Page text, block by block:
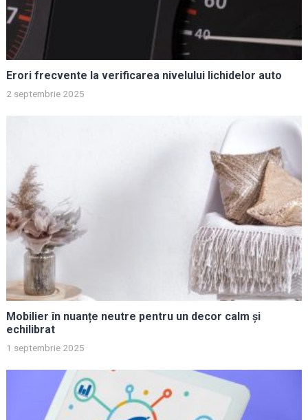
Erori frecvente la verificarea nivelului lichidelor auto
2 septembrie 2025
Mobilier în nuanțe neutre pentru un decor calm și
echilibrat
1 septembrie 2025